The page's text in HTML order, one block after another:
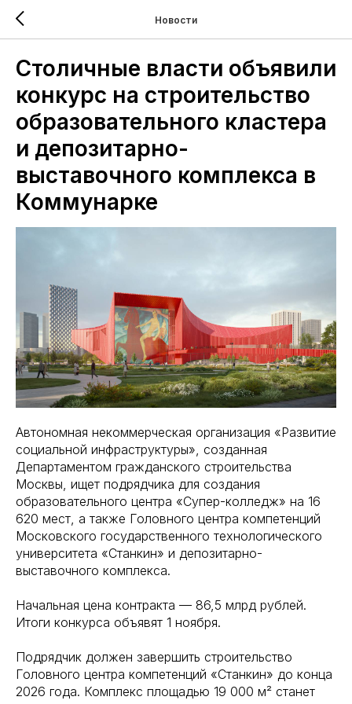
Новости
Столичные власти объявили
конкурс на строительство
образовательного кластера
и депозитарно-
выставочного комплекса в
Коммунарке
Автономная некоммерческая организация «Развитие
социальной инфраструктуры», созданная
Департаментом гражданского строительства
Москвы, ищет подрядчика для создания
образовательного центра «Супер-колледж» на 16
620 мест, а также Головного центра компетенций
Московского государственного технологического
университета «Станкин» и депозитарно-
выставочного комплекса.
Начальная цена контракта — 86,5 млрд рублей.
Итоги конкурса объявят 1 ноября.
Подрядчик должен завершить строительство
Головного центра компетенций «Станкин» до конца
2026 года. Комплекс площадью 19 000 м² станет